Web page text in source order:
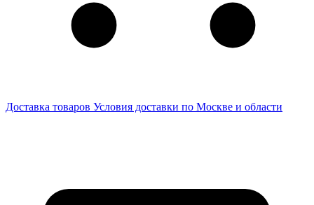
Доставка товаров Условия доставки по Москве и области